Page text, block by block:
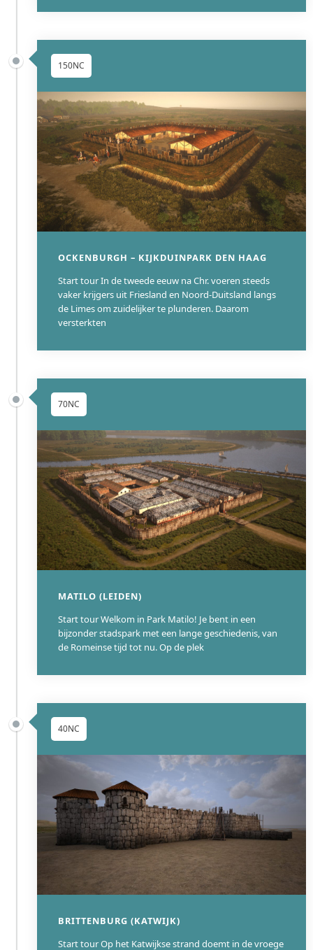
150NC
OCKENBURGH – KIJKDUINPARK DEN HAAG
Start tour In de tweede eeuw na Chr. voeren steeds
vaker krijgers uit Friesland en Noord-Duitsland langs
de Limes om zuidelijker te plunderen. Daarom
versterkten
70NC
MATILO (LEIDEN)
Start tour Welkom in Park Matilo! Je bent in een
bijzonder stadspark met een lange geschiedenis, van
de Romeinse tijd tot nu. Op de plek
40NC
BRITTENBURG (KATWIJK)
Start tour Op het Katwijkse strand doemt in de vroege